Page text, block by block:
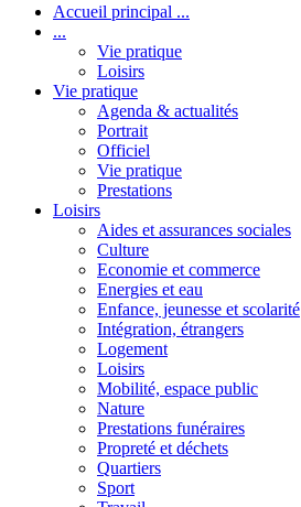
Accueil principal ...
...
Vie pratique
Loisirs
Vie pratique
Agenda & actualités
Portrait
Officiel
Vie pratique
Prestations
Loisirs
Aides et assurances sociales
Culture
Economie et commerce
Energies et eau
Enfance, jeunesse et scolarité
Intégration, étrangers
Logement
Loisirs
Mobilité, espace public
Nature
Prestations funéraires
Propreté et déchets
Quartiers
Sport